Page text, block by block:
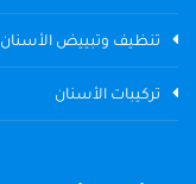
تنظيف وتبييض الأسنان
تركيبات الأسنان